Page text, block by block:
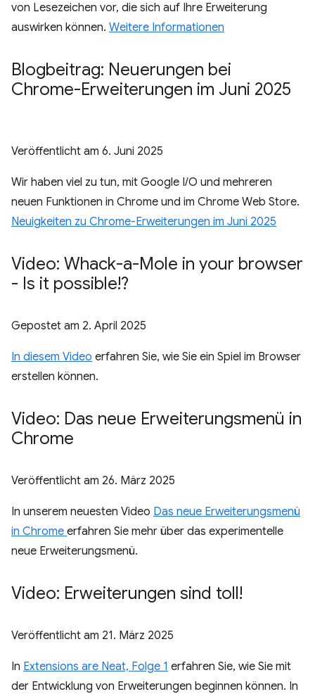
von Lesezeichen vor, die sich auf Ihre Erweiterung
auswirken können. Weitere Informationen
Blogbeitrag: Neuerungen bei
Chrome-Erweiterungen im Juni 2025
Veröffentlicht am 6. Juni 2025
Wir haben viel zu tun, mit Google I/O und mehreren
neuen Funktionen in Chrome und im Chrome Web Store.
Neuigkeiten zu Chrome-Erweiterungen im Juni 2025
Video: Whack-a-Mole in your browser
- Is it possible!?
Gepostet am 2. April 2025
In diesem Video erfahren Sie, wie Sie ein Spiel im Browser
erstellen können.
Video: Das neue Erweiterungsmenü in
Chrome
Veröffentlicht am 26. März 2025
In unserem neuesten Video Das neue Erweiterungsmenü
in Chrome erfahren Sie mehr über das experimentelle
neue Erweiterungsmenü.
Video: Erweiterungen sind toll!
Veröffentlicht am 21. März 2025
In Extensions are Neat, Folge 1 erfahren Sie, wie Sie mit
der Entwicklung von Erweiterungen beginnen können. In